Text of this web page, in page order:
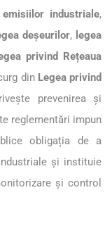
emisiilor industriale,
deșeurilor, legea
privind Rețeaua
din Legea privind
prevenirea și
reglementări impun
obligația de a
și instituie
și control